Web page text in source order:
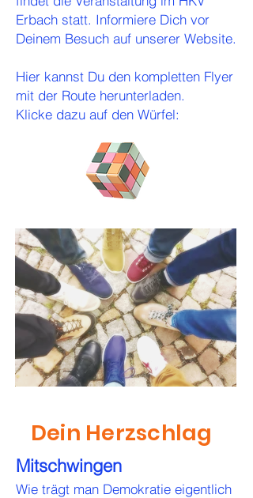
Erbach statt. Informiere Dich vor
Deinem Besuch auf unserer Website.
​Hier kannst Du den kompletten Flyer
mit der Route herunterladen.
Klicke dazu auf den Würfel:
Dein Herzschlag
Mitschwingen
Wie trägt man Demokratie eigentlich